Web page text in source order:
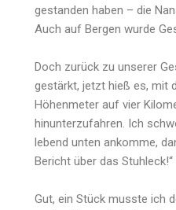
gestanden haben – die
Auch auf Bergen wurde
Doch zurück zu unserer
gestärkt, jetzt hieß es, mit
Höhenmeter auf vier
hinunterzufahren. Ich
lebend unten ankomme,
Bericht über das Stuhleck!“
Gut, ein Stück musste ich